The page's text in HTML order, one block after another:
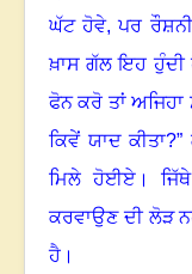
ਘੱਟ ਹੋਵੇ,ਪਰ
ਖ਼ਾਸ ਗੱਲ ਇਹ ਹੁੰਦੀ
ਫੋਨ ਕਰੋ ਤਾਂ ਅਜਿਹਾ
ਕਿਵੇਂ ਯਾਦ ਕੀਤਾ?”
ਮਿਲੇ ਹੋਈਏ।
ਕਰਵਾਉਣ ਦੀ ਲੋੜ
ਹੈ।